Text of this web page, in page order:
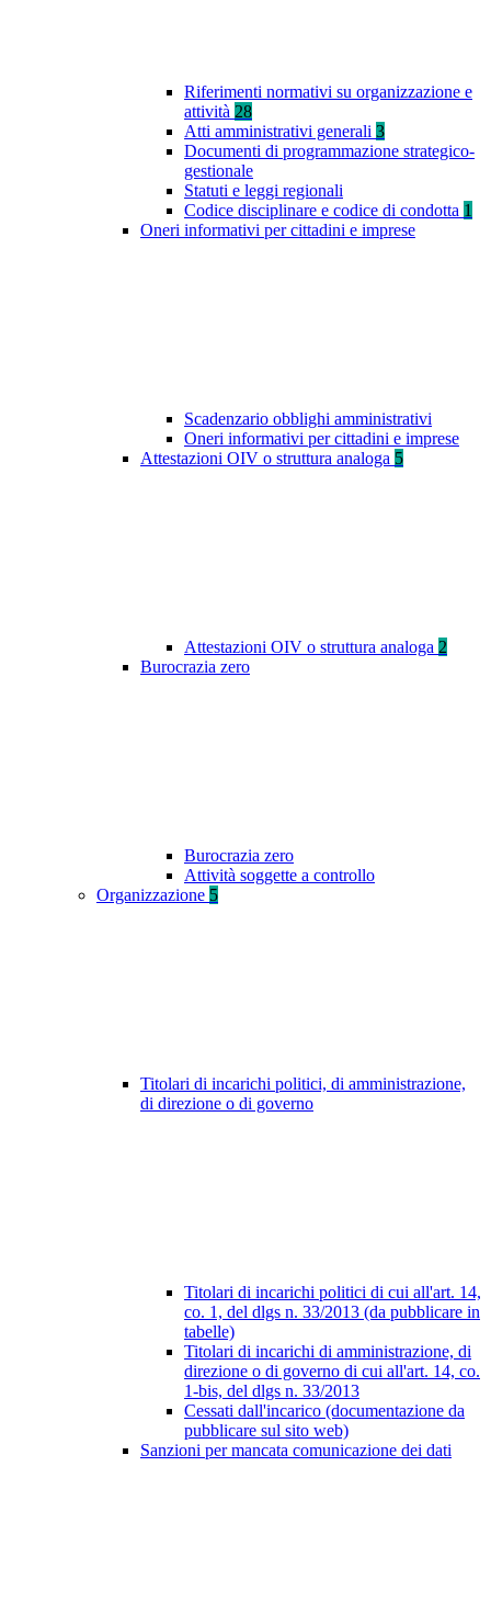
Riferimenti normativi su organizzazione e
attività 28
Atti amministrativi generali 3
Documenti di programmazione strategico-
gestionale
Statuti e leggi regionali
Codice disciplinare e codice di condotta 1
Oneri informativi per cittadini e imprese
Scadenzario obblighi amministrativi
Oneri informativi per cittadini e imprese
Attestazioni OIV o struttura analoga 5
Attestazioni OIV o struttura analoga 2
Burocrazia zero
Burocrazia zero
Attività soggette a controllo
Organizzazione 5
Titolari di incarichi politici, di amministrazione,
di direzione o di governo
Titolari di incarichi politici di cui all'art. 14,
co. 1, del dlgs n. 33/2013 (da pubblicare in
tabelle)
Titolari di incarichi di amministrazione, di
direzione o di governo di cui all'art. 14, co.
1-bis, del dlgs n. 33/2013
Cessati dall'incarico (documentazione da
pubblicare sul sito web)
Sanzioni per mancata comunicazione dei dati